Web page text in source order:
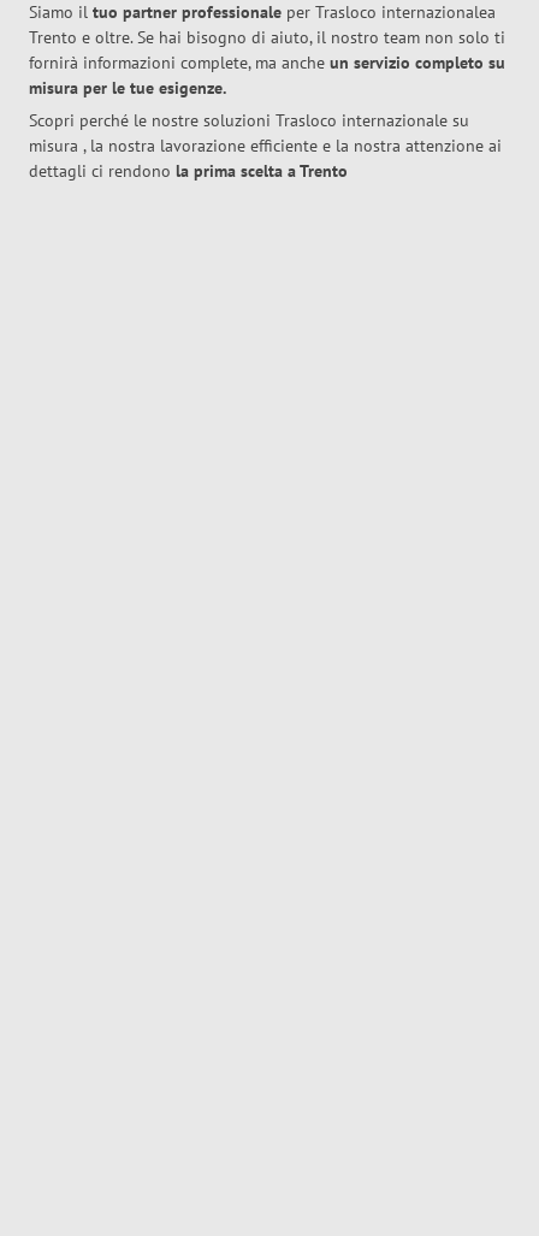
Siamo il tuo partner professionale per Trasloco internazionalea
Trento e oltre. Se hai bisogno di aiuto, il nostro team non solo ti
fornirà informazioni complete, ma anche un servizio completo su
misura per le tue esigenze.
Scopri perché le nostre soluzioni Trasloco internazionale su
misura , la nostra lavorazione efficiente e la nostra attenzione ai
dettagli ci rendono la prima scelta a Trento